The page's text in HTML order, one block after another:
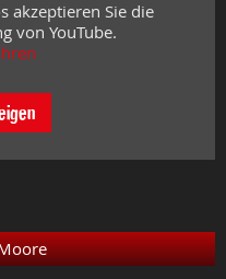
akzeptieren Sie die
von YouTube.